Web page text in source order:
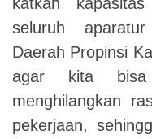
seluruh
Daerah Propinsi
agar kita bisa
menghilangkan
pekerjaan,